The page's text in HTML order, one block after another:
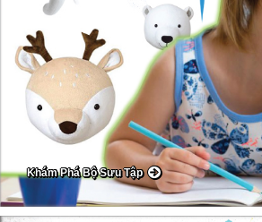
Khám Phá Bộ Sưu Tập